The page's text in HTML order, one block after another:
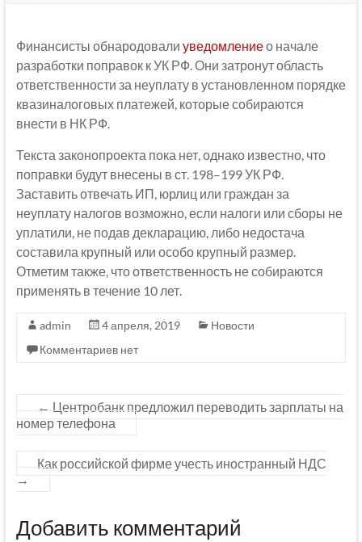
Финансисты обнародовали уведомлениео начале
разработки поправок к УК РФ. Они затронут область
ответственности за неуплату в установленном порядке
квазиналоговых платежей, которые собираются
внести в НК РФ.
Текста законопроекта пока нет, однако известно, что
поправки будут внесены в ст. 198–199 УК РФ.
Заставить отвечать ИП, юрлиц или граждан за
неуплату налогов возможно, если налоги или сборы не
уплатили, не подав декларацию, либо недостача
составила крупный или особо крупный размер.
Отметим также, что ответственность не собираются
применять в течение 10 лет.
admin 4 апреля, 2019
Новости
Комментариев нет
← Центробанк предложил переводить зарплаты на
номер телефона
Как российской фирме учесть иностранный НДС
→
Добавить комментарий